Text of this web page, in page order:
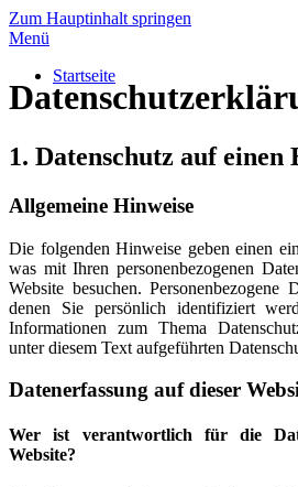
Zum Hauptinhalt springen
Menü
Startseite
1. Datenschutz auf einen
Allgemeine Hinweise
Die folgenden Hinweise geben einen
was mit Ihren personenbezogenen
Website besuchen.
denen Sie persönlich identifiziert
Informationen zum Thema
unter diesem Text aufgeführten
Datenerfassung auf dieser
Wer ist verantwortlich für die
Website?